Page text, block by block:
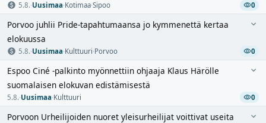
5.8.·Uusimaa·Kotimaa·Sipoo 0
Porvoo juhlii Pride-tapahtumaansa jo kymmenettä kertaa
elokuussa
5.8.·Uusimaa·Kulttuuri·Porvoo 0
Espoo Ciné -palkinto myönnettiin ohjaaja Klaus Härölle
suomalaisen elokuvan edistämisestä
5.8.·Uusimaa·Kulttuuri 0
Porvoon Urheilijoiden nuoret yleisurheilijat voittivat useita